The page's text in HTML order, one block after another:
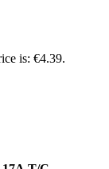
is: €4.39.